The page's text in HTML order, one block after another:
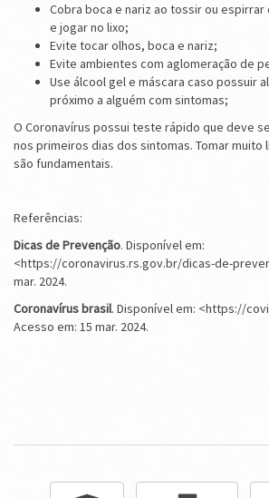
Cobra boca e nariz ao tossir ou espirrar
e jogar no lixo;
Evite tocar olhos, boca e nariz;
Evite ambientes com aglomeração de
Use álcool gel e máscara caso possuir
próximo a alguém com sintomas;
O Coronavírus possui teste rápido que deve
nos primeiros dias dos sintomas. Tomar
são fundamentais.
Referências:
Dicas de Prevenção. Disponível em:
<https://coronavirus.rs.gov.br/dicas-de-
mar. 2024.
Coronavírus brasil. Disponível em: <https://
Acesso em: 15 mar. 2024.